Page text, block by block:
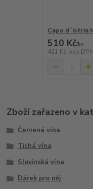
Capo d´Istria
510 Kč/ks
421 Kč bez DPH
Zboží zařazeno v
Červená vína
Tichá vína
Slovinská vína
Dárek pro něj